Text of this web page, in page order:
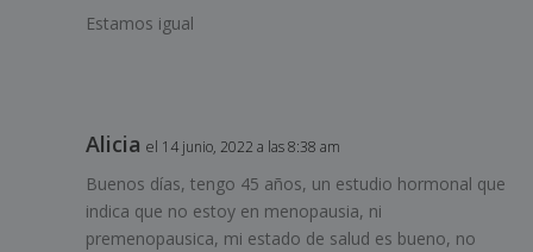
Estamos igual
Alicia el 14 junio, 2022 a las 8:38 am
Buenos días, tengo 45 años, un estudio hormonal que
indica que no estoy en menopausia, ni
premenopausica, mi estado de salud es bueno, no